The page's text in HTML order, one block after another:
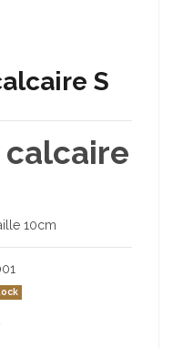
S
calcaire
10cm